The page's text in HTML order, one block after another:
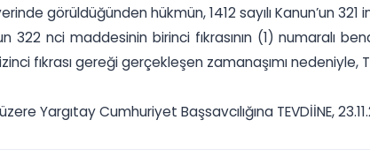
görüldüğünden hükmün, 1412 sayılı Kanun’un
322 nci maddesinin birinci fıkrasının (1) numaralı
fıkrası gereği gerçekleşen zamanaşımı nedeniyle,
Yargıtay Cumhuriyet Başsavcılığına TEVDİİNE,